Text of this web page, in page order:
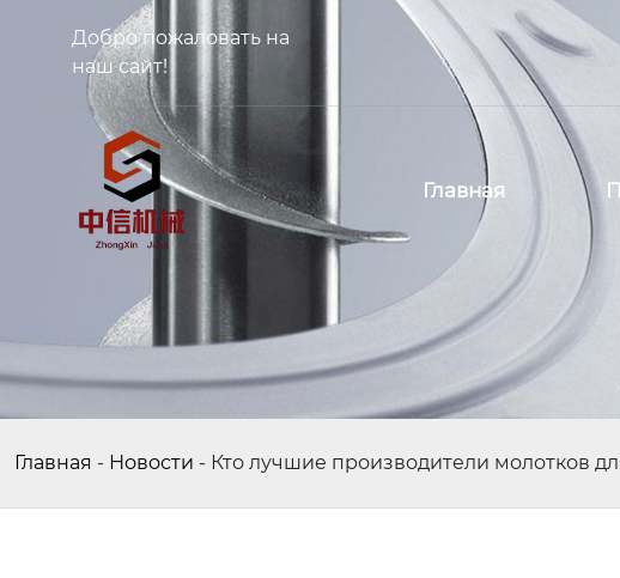
Добро пожаловать на
наш сайт!
Главная
Главная - Новости - Кто лучшие производители молотков